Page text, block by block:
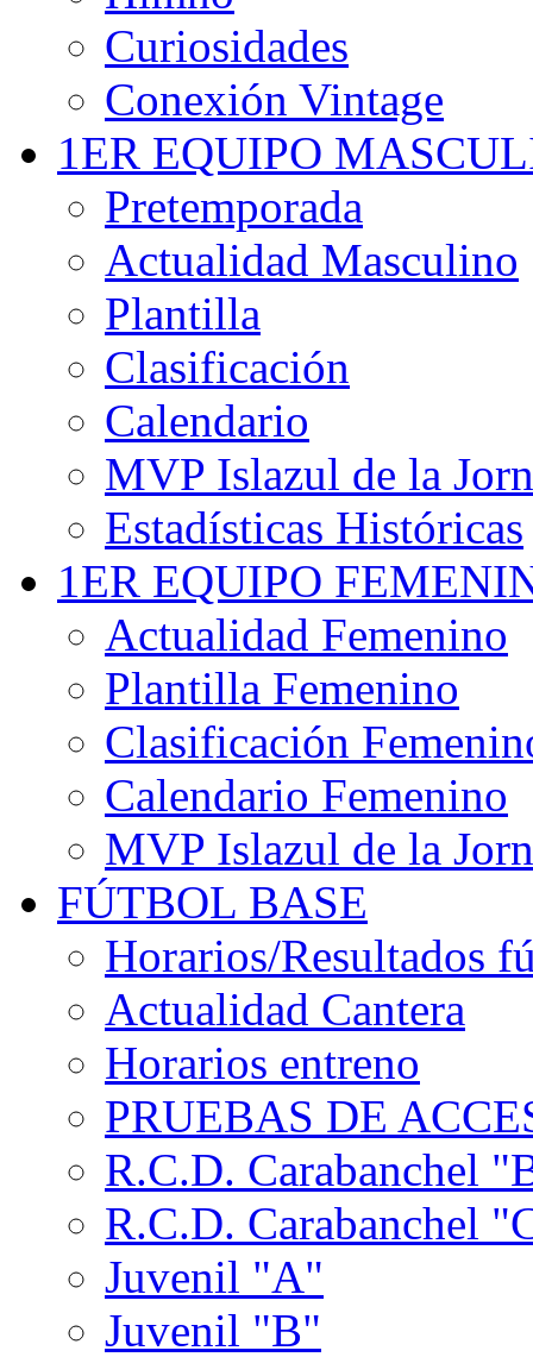
Curiosidades
Conexión Vintage
1ER EQUIPO
Pretemporada
Actualidad Masculino
Plantilla
Clasificación
Calendario
MVP Islazul de la
Estadísticas Históricas
1ER EQUIPO
Actualidad Femenino
Plantilla Femenino
Clasificación
Calendario Femenino
MVP Islazul de la
FÚTBOL BASE
Horarios/Resultados
Actualidad Cantera
Horarios entreno
PRUEBAS DE
R.C.D. Carabanchel
R.C.D. Carabanchel
Juvenil "A"
Juvenil "B"